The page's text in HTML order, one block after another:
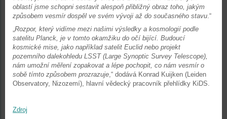
oblastí jsme schopni sestavit alespoň přibližný obraz toho, jakým
způsobem vesmír dospěl ve svém vývoji až do současného stavu.“
„Rozpor, který vidíme mezi našimi výsledky a kosmologií podle
satelitu Planck, je v tomto okamžiku do očí bijící. Budoucí
kosmické mise, jako například satelit Euclid nebo projekt
pozemního dalekohledu LSST (Large Synoptic Survey Telescope),
nám umožní měření zopakovat a lépe pochopit, co nám vesmír o
sobě tímto způsobem prozrazuje,“ dodává Konrad Kuijken (Leiden
Observatory, Nizozemí), hlavní vědecký pracovník přehlídky KiDS.
Zdroj